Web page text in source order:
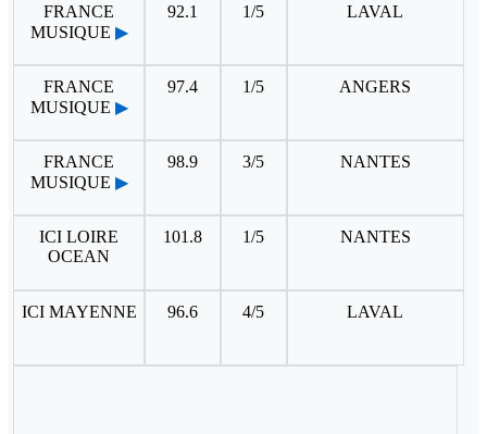
FRANCE
MUSIQUE ▶
92.1 1/5 LAVAL
FRANCE
MUSIQUE ▶
97.4 1/5 ANGERS
FRANCE
MUSIQUE ▶
98.9 3/5 NANTES
ICI LOIRE
OCEAN
101.8 1/5 NANTES
ICI MAYENNE 96.6 4/5 LAVAL